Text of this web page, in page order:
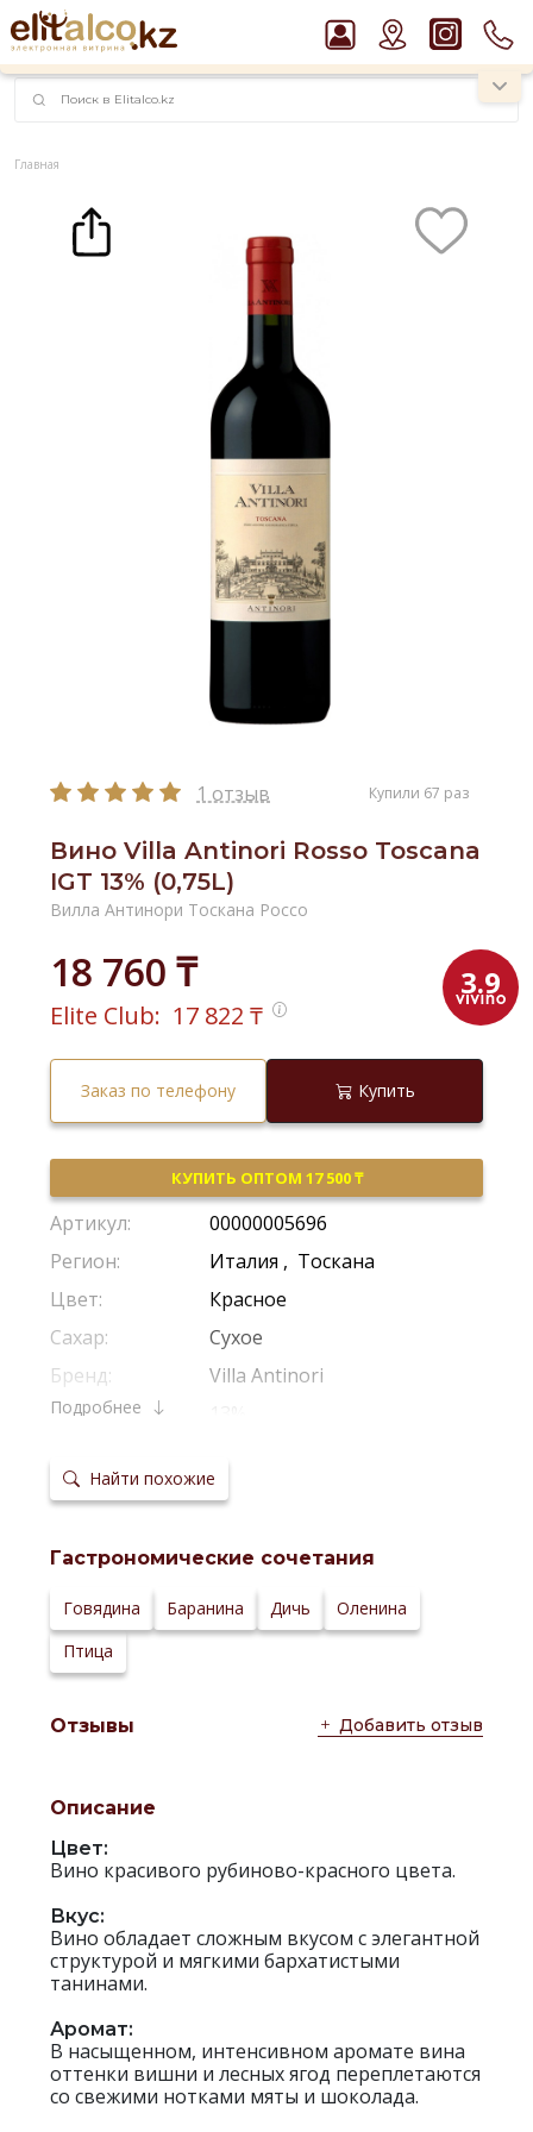
наименований!
instagram.com/rojo.kz
Рекомендуем
Пиво Guinness Draught 4,2% Can
Водка Smirnoff Red Vodka 37,5%
Виски Talisker 10 YO Malt 45,8% in Box
Джин Gordon`s London Dry Gin 37,5%
Ром Captain Morgan White 37,5%
Главная
1 отзыв Купили 67 раз
Вино Villa Antinori Rosso Toscana
IGT 13% (0,75L)
Вилла Антинори Тоскана Россо
18 760 ₸ 3.9
Elite Club: 17 822 ₸
Заказ по телефону Купить
КУПИТЬ ОПТОМ 17 500 ₸
Артикул:
00000005696
Регион:
Италия , Тоскана
Цвет:
Красное
Сахар:
Сухое
Бренд:
Villa Antinori
Крепость:
Виноград:
Каберне Совиньон
хранения:
Температура
15-16*С
Сайт
производителя:
Подробнее
Найти похожие
Гастрономические сочетания
Говядина Баранина Дичь
Оленина
Птица
Отзывы Добавить отзыв
Описание
Цвет:
Вино красивого рубиново-красного цвета.
Вкус:
Вино обладает сложным вкусом с элегантной
структурой и мягкими бархатистыми
танинами.
Аромат:
В насыщенном, интенсивном аромате вина
оттенки вишни и лесных ягод переплетаются
со свежими нотками мяты и шоколада.